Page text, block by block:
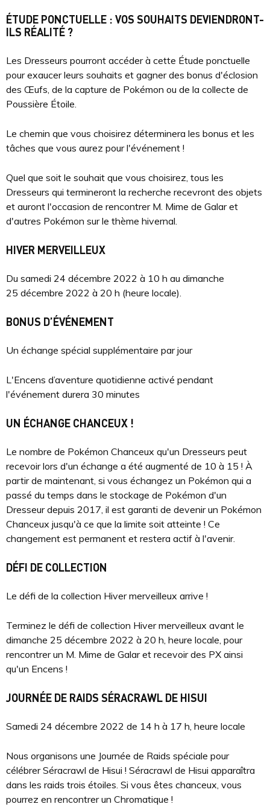
ÉTUDE PONCTUELLE : VOS SOUHAITS DEVIENDRONT-
ILS RÉALITÉ ?
Les Dresseurs pourront accéder à cette Étude ponctuelle
pour exaucer leurs souhaits et gagner des bonus d'éclosion
des Œufs, de la capture de Pokémon ou de la collecte de
Poussière Étoile.
Le chemin que vous choisirez déterminera les bonus et les
tâches que vous aurez pour l'événement !
Quel que soit le souhait que vous choisirez, tous les
Dresseurs qui termineront la recherche recevront des objets
et auront l'occasion de rencontrer M. Mime de Galar et
d'autres Pokémon sur le thème hivernal.
HIVER MERVEILLEUX
Du samedi 24 décembre 2022 à 10 h au dimanche
25 décembre 2022 à 20 h (heure locale).
BONUS D’ÉVÉNEMENT
Un échange spécial supplémentaire par jour
L'Encens d’aventure quotidienne activé pendant
l'événement durera 30 minutes
UN ÉCHANGE CHANCEUX !
Le nombre de Pokémon Chanceux qu'un Dresseurs peut
recevoir lors d'un échange a été augmenté de 10 à 15 ! À
partir de maintenant, si vous échangez un Pokémon qui a
passé du temps dans le stockage de Pokémon d'un
Dresseur depuis 2017, il est garanti de devenir un Pokémon
Chanceux jusqu'à ce que la limite soit atteinte ! Ce
changement est permanent et restera actif à l'avenir.
DÉFI DE COLLECTION
Le défi de la collection Hiver merveilleux arrive !
Terminez le défi de collection Hiver merveilleux avant le
dimanche 25 décembre 2022 à 20 h, heure locale, pour
rencontrer un M. Mime de Galar et recevoir des PX ainsi
qu'un Encens !
JOURNÉE DE RAIDS SÉRACRAWL DE HISUI
Samedi 24 décembre 2022 de 14 h à 17 h, heure locale
Nous organisons une Journée de Raids spéciale pour
célébrer Séracrawl de Hisui ! Séracrawl de Hisui apparaîtra
dans les raids trois étoiles. Si vous êtes chanceux, vous
pourrez en rencontrer un Chromatique !